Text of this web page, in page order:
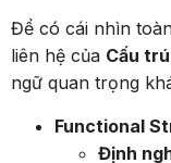
Để có cái nhìn
liên hệ của Cấu
ngữ quan trọng
Functional
Định